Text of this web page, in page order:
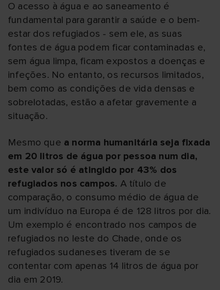
O acesso à água e ao saneamento é
fundamental para garantir a saúde e o bem-
estar dos refugiados - sem ele, as suas
fontes de água podem ficar contaminadas e,
sem água limpa, ficam expostos a doenças e
infeções. No entanto, os recursos limitados,
bem como as condições de vida densas e
sobrelotadas, estão a afetar gravemente a
situação.
Mesmo que a norma humanitária seja fixada
em 20 litros de água por pessoa num dia,
este valor só é atingido por 43% dos
refugiados nos campos. A título de
comparação, o consumo médio de água de
um indivíduo na Europa é de 128 litros por dia.
Um exemplo é encontrado nos campos de
refugiados no leste do Chade, onde os
refugiados sudaneses tiveram de se
contentar com apenas 14 litros de água por
dia em 2019.